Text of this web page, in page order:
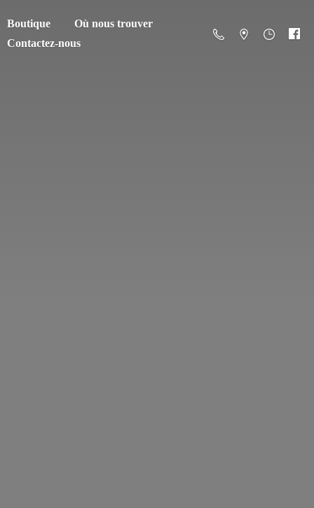
Boutique
Où nous trouver
Contactez-nous